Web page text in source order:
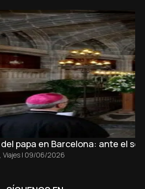
papa en Barcelona: ante el
, Viajes | 09/06/2026